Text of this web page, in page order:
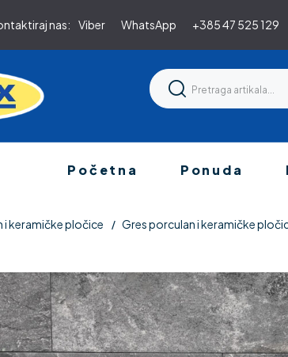
nas: Viber WhatsApp +385 47 525 129
Početna Ponuda
i keramičke pločice Gres porculan i keramičke